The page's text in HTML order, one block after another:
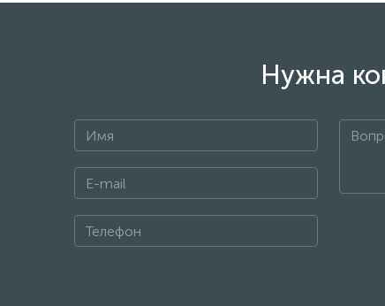
Принцип действия.
Электричество от терморегулятора по­дается на
графитовым полосам происходит разогрев. Тепло
здоровье человека.
Нужна